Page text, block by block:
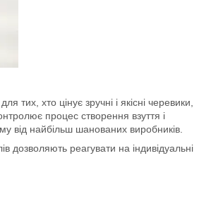
тих, хто цінує зручні і якісні черевики,
процес створення взуття і
від найбільш шанованих виробників.
дозволяють реагувати на індивідуальні